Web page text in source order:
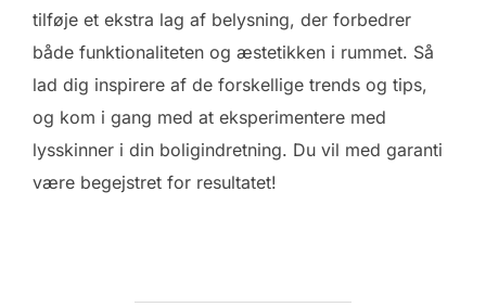
tilføje et ekstra lag af belysning, der forbedrer
både funktionaliteten og æstetikken i rummet. Så
lad dig inspirere af de forskellige trends og tips,
og kom i gang med at eksperimentere med
lysskinner i din boligindretning. Du vil med garanti
være begejstret for resultatet!